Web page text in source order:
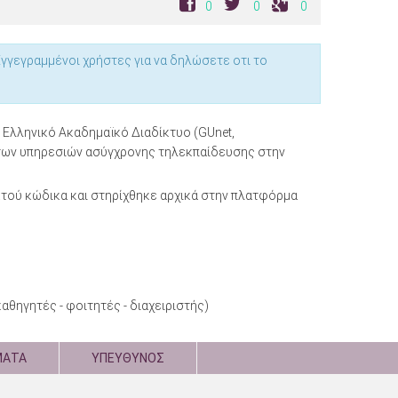
0 0 0
χρήστες για να δηλώσετε οτι το
Ακαδημαϊκό Διαδίκτυο (GUnet,
υπηρεσιών ασύγχρονης τηλεκπαίδευσης στην
κώδικα και στηρίχθηκε αρχικά στην πλατφόρμα
‐ φοιτητές ‐ διαχειριστής)
ΥΠΕΥΘΥΝΟΣ